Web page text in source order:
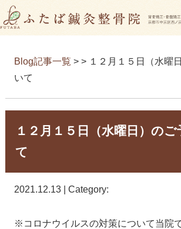
Blog記事一覧 > > １２月１５日（水曜
いて
１２月１５日（水曜日）の
て
2021.12.13 | Category:
※コロナウイルスの対策について当院